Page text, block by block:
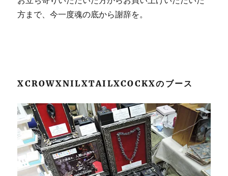
方まで、今一度魂の底から謝辞を。
XCROWXNILXTAILXCOCKXのブース